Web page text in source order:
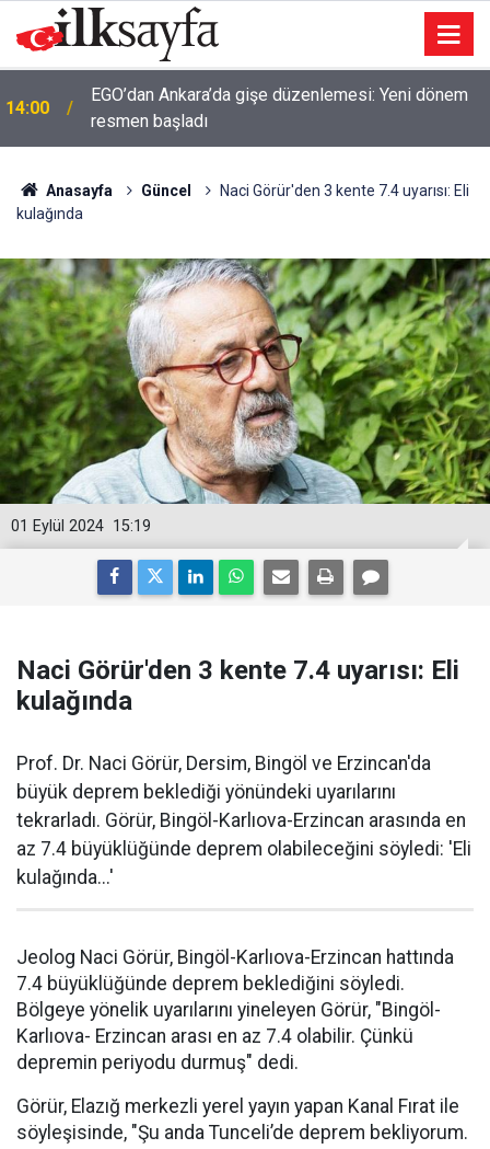
14:00
EGO’dan Ankara’da gişe düzenlemesi: Yeni dönem
resmen başladı
Anasayfa Güncel
Naci Görür'den 3 kente 7.4 uyarısı: Eli
kulağında
15:19
01 Eylül 2024
Naci Görür'den 3 kente 7.4 uyarısı: Eli
kulağında
Prof. Dr. Naci Görür, Dersim, Bingöl ve Erzincan'da
büyük deprem beklediği yönündeki uyarılarını
tekrarladı. Görür, Bingöl-Karlıova-Erzincan arasında en
az 7.4 büyüklüğünde deprem olabileceğini söyledi: 'Eli
kulağında...'
Jeolog Naci Görür, Bingöl-Karlıova-Erzincan hattında
7.4 büyüklüğünde deprem beklediğini söyledi.
Bölgeye yönelik uyarılarını yineleyen Görür, "Bingöl-
Karlıova- Erzincan arası en az 7.4 olabilir. Çünkü
depremin periyodu durmuş" dedi.
Görür, Elazığ merkezli yerel yayın yapan Kanal Fırat ile
söyleşisinde, "Şu anda Tunceli’de deprem bekliyorum.